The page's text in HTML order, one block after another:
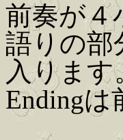
前奏が４
語りの部
入ります
Ending